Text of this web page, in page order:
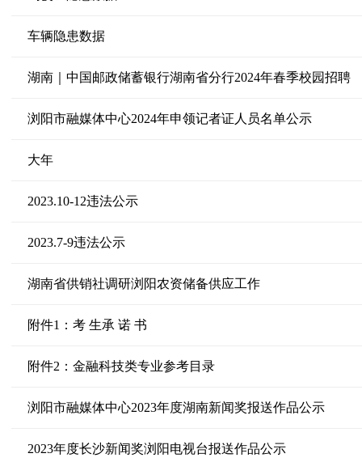
车辆隐患数据
湖南｜中国邮政储蓄银行湖南省分行2024年春季校园招聘
浏阳市融媒体中心2024年申领记者证人员名单公示
大年
2023.10-12违法公示
2023.7-9违法公示
湖南省供销社调研浏阳农资储备供应工作
附件1：考 生承 诺 书
附件2：金融科技类专业参考目录
浏阳市融媒体中心2023年度湖南新闻奖报送作品公示
2023年度长沙新闻奖浏阳电视台报送作品公示